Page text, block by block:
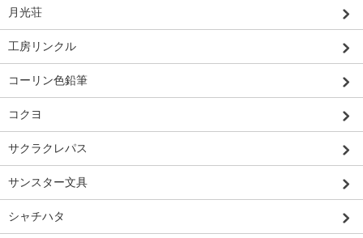
月光荘
工房リンクル
コーリン色鉛筆
コクヨ
サクラクレパス
サンスター文具
シャチハタ